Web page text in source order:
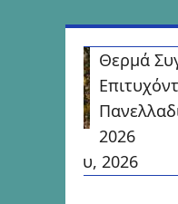
στο
περιεχόμενο
Θερμά
2026
Ιουλίου, 2026